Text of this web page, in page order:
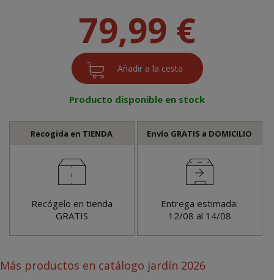
79,99 €
Producto disponible en stock
Recogida en TIENDA
Recógelo en tienda
GRATIS
Envío GRATIS a DOMICILIO
Entrega estimada:
12/08 al 14/08
Más productos en catálogo jardín 2026